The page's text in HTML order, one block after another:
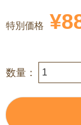
特別価格 ¥